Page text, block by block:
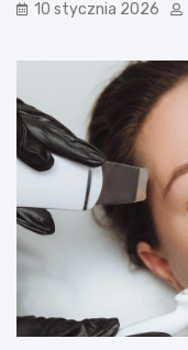
r
w
a
j
ą
j
k
o
ś
w
s
k
m
c
h
o
e
s
t
l
10 stycznia 2026